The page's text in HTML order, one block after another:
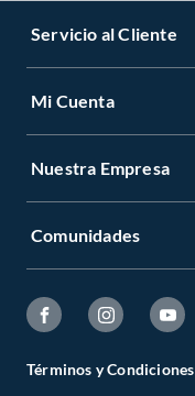
Servicio al Cliente
Mi Cuenta
Nuestra Empresa
Comunidades
Términos y Condiciones